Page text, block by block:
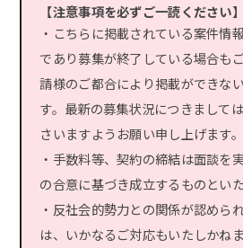
【注意事項を必ずご一読ください】
・こちらに掲載されている案件情
であり募集が終了している場合も
請様のご都合により掲載ができな
す。最新の募集状況につきまして
さいますようお願い申し上げます。
・手数料等、契約の締結は面談を
の合意に基づき成立するものといた
・反社会的勢力との関係が認めら
は、いかなるご対応もいたしかね